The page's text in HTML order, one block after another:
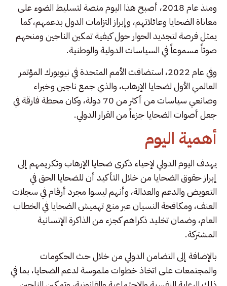
ومنذ عام 2018، أصبح هذا اليوم منصة لتسليط الضوء على
معاناة الضحايا وعائلاتهم، وإبراز التزامات الدول بدعمهم، كما
يمثل فرصة لتجديد الحوار حول كيفية تمكين الناجين ومنحهم
صوتاً مسموعاً في السياسات الدولية والوطنية.
وفي عام 2022، استضافت الأمم المتحدة في نيويورك المؤتمر
العالمي الأول لضحايا الإرهاب، والذي جمع ناجين وخبراء
وصانعي سياسات من أكثر من 70 دولة، وكان محطة فارقة في
جعل أصوات الضحايا جزءاً من القرار الدولي.
أهمية اليوم
يهدف اليوم الدولي لإحياء ذكرى ضحايا الإرهاب وتكريمهم إلى
إبراز حقوق الضحايا من خلال التأكيد أن للضحايا الحق في
التعويض والدعم والعدالة، وأنهم ليسوا مجرد أرقام في سجلات
العنف، ومكافحة النسيان عبر منع تهميش الضحايا في الخطاب
العام، وضمان تخليد ذكراهم كجزء من الذاكرة الإنسانية
المشتركة.
بالإضافة إلى التضامن الدولي من خلال حث الحكومات
والمجتمعات على اتخاذ خطوات ملموسة لدعم الضحايا، بما في